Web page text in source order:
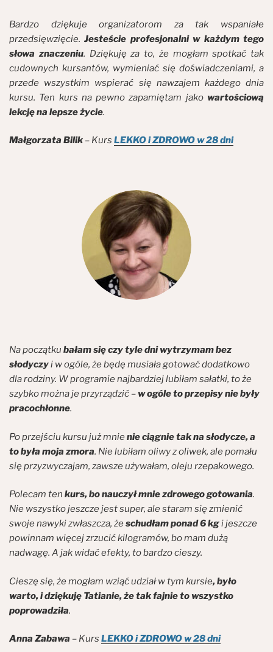
Bardzo dziękuje organizatorom za tak wspaniałe
przedsięwzięcie.Jesteście profesjonalni w każdym tego
słowa znaczeniu. Dziękuję za to, że mogłam spotkać tak
cudownych kursantów, wymieniać się doświadczeniami, a
przede wszystkim wspierać się nawzajem każdego dnia
kursu. Ten kurs na pewno zapamiętam jako wartościową
lekcję na lepsze życie.
Małgorzata Bilik – Kurs LEKKO i ZDROWO w 28 dni
Na początku bałam się czy tyle dni wytrzymam bez
słodyczyi w ogóle, że będę musiała gotować dodatkowo
dla rodziny. W programie najbardziej lubiłam sałatki, to że
szybko można je przyrządzić – w ogóle to przepisy nie były
pracochłonne.
Po przejściu kursu już mnienie ciągnie tak na słodycze, a
to była moja zmora. Nie lubiłam oliwy z oliwek, ale pomału
się przyzwyczajam, zawsze używałam, oleju rzepakowego.
Polecam ten kurs, bo nauczył mnie zdrowego gotowania.
Nie wszystko jeszcze jest super, ale staram się zmienić
swoje nawyki zwłaszcza, żeschudłam ponad 6 kgi jeszcze
powinnam więcej zrzucić kilogramów, bo mam dużą
nadwagę. A jak widać efekty, to bardzo cieszy.
Cieszę się, że mogłam wziąć udział w tym kursie, było
warto, i dziękuję Tatianie, że tak fajnie to wszystko
poprowadziła.
Anna Zabawa – Kurs LEKKO i ZDROWO w 28 dni